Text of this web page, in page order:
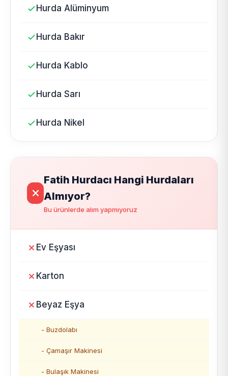
Hurda Alüminyum
Hurda Bakır
Hurda Kablo
Hurda Sarı
Hurda Nikel
Fatih Hurdacı Hangi Hurdaları
Almıyor?
Bu ürünlerde alım yapmıyoruz
Ev Eşyası
Karton
Beyaz Eşya
- Buzdolabı
- Çamaşır Makinesi
- Bulaşık Makinesi